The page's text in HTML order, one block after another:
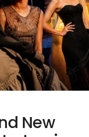
New